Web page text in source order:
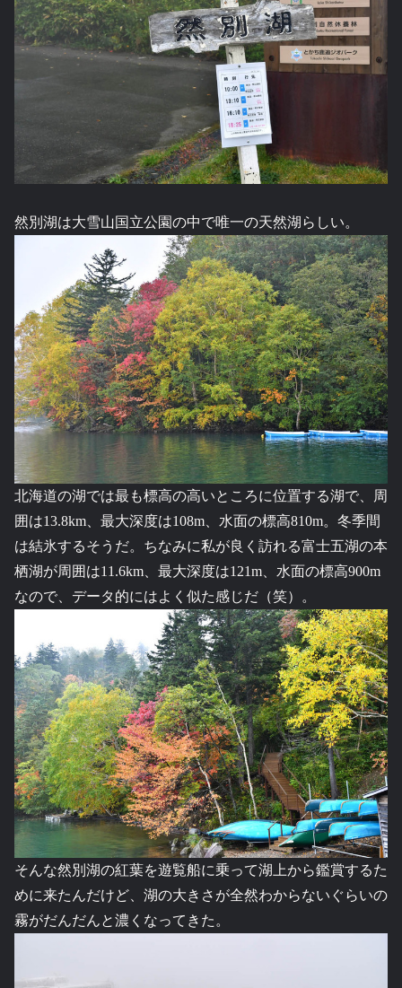
然別湖は大雪山国立公園の中で唯一の天然湖らしい。
北海道の湖では最も標高の高いところに位置する湖で、周
囲は13.8km、最大深度は108m、水面の標高810m。冬季間
は結氷するそうだ。ちなみに私が良く訪れる富士五湖の本
栖湖が周囲は11.6km、最大深度は121m、水面の標高900m
なので、データ的にはよく似た感じだ（笑）。
そんな然別湖の紅葉を遊覧船に乗って湖上から鑑賞するた
めに来たんだけど、湖の大きさが全然わからないぐらいの
霧がだんだんと濃くなってきた。